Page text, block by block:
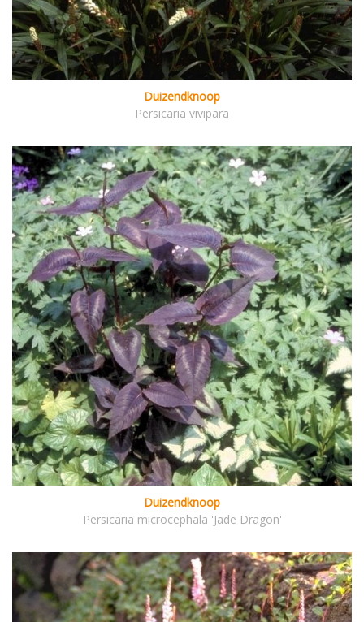
Duizendknoop
Persicaria vivipara
Duizendknoop
Persicaria microcephala 'Jade Dragon'